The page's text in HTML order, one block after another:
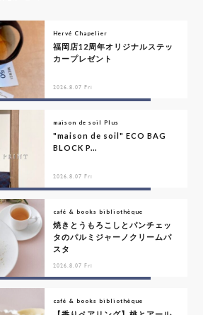
Hervé Chapelier
福岡店12周年オリジナルステッ
カープレゼント
2026.8.07 Fri
maison de soil Plus
"maison de soil" ECO BAG
BLOCK P...
2026.8.07 Fri
café & books bibliothèque
焼きとうもろこしとパンチェッ
タのパルミジャーノクリームパ
スタ
2026.8.07 Fri
café & books bibliothèque